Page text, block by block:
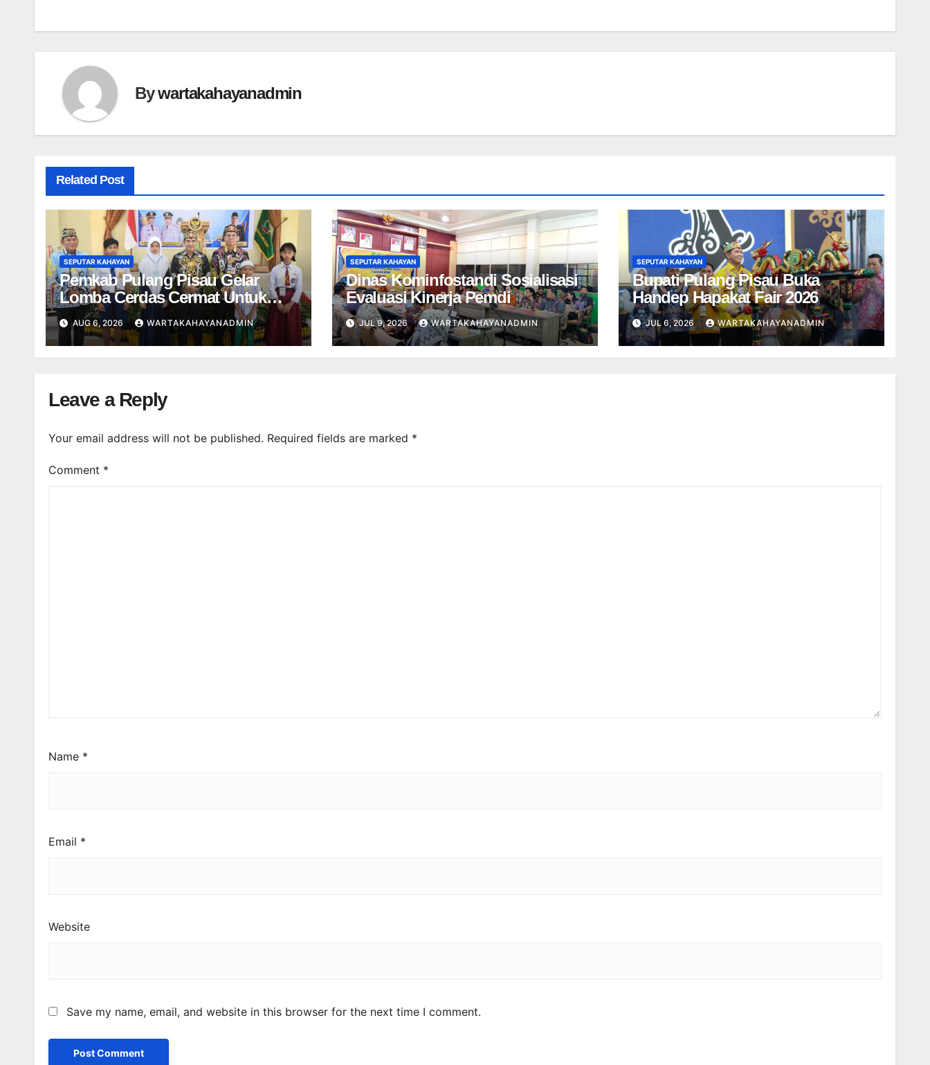
Bywartakahayanadmin
Related Post
SEPUTAR KAHAYAN
Pemkab Pulang Pisau Gelar
Lomba Cerdas Cermat Untuk
Pelajar
AUG 6, 2026 WARTAKAHAYANADMIN
SEPUTAR KAHAYAN
Dinas Kominfostandi Sosialisasi
Evaluasi Kinerja Pemdi
JUL 9, 2026 WARTAKAHAYANADMIN
SEPUTAR KAHAYAN
Bupati Pulang Pisau Buka
Handep Hapakat Fair 2026
JUL 6, 2026 WARTAKAHAYANADMIN
Leave a Reply
Your email address will not be published. Required fields are marked *
Comment *
Name *
Email *
Website
Save my name, email, and website in this browser for the next time I comment.